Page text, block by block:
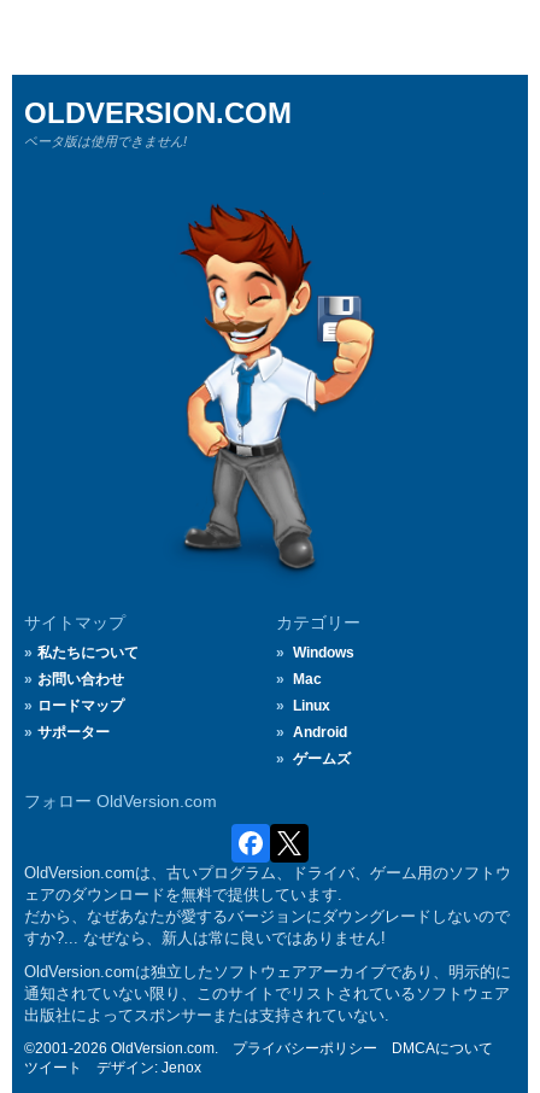
サイトマップ
私たちについて
お問い合わせ
ロードマップ
サポーター
カテゴリー
Windows
Mac
Linux
Android
ゲームズ
フォロー OldVersion.com
OLDVERSION.COM
ベータ版は使用できません!
OldVersion.comは、古いプログラム、ドライバ、ゲーム用のソフトウ
ェアのダウンロードを無料で提供しています.
だから、なぜあなたが愛するバージョンにダウングレードしないので
すか?... なぜなら、新人は常に良いではありません!
OldVersion.comは独立したソフトウェアアーカイブであり、明示的に
通知されていない限り、このサイトでリストされているソフトウェア
出版社によってスポンサーまたは支持されていない.
©2001-2026 OldVersion.com. プライバシーポリシー
DMCAについて
ツイート
デザイン: Jenox